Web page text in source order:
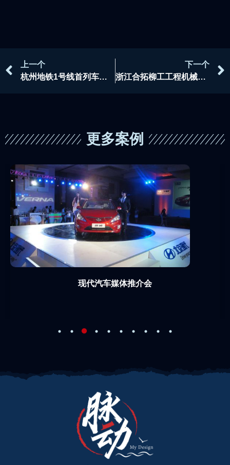
上一个
杭州地铁1号线首列车接车仪式
下一个
浙江合拓柳工工程机械有限公司开业典礼
更多案例
现代汽车媒体推介会